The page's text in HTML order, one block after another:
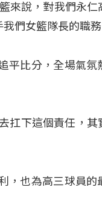
來說，對我們永仁
們女籃隊長的職務
平比分，全場氣氛
扛下這個責任，其
，也為高三球員的